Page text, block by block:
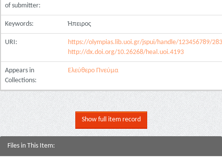
of submitter:
Keywords: Ήπειρος
URI:
https://olympias.lib.uoi.gr/jspui/handle/123456789/
http://dx.doi.org/10.26268/heal.uoi.4193
Appears in
Collections:
Ελεύθερο Πνεύμα
Show full item record
Files in This Item: